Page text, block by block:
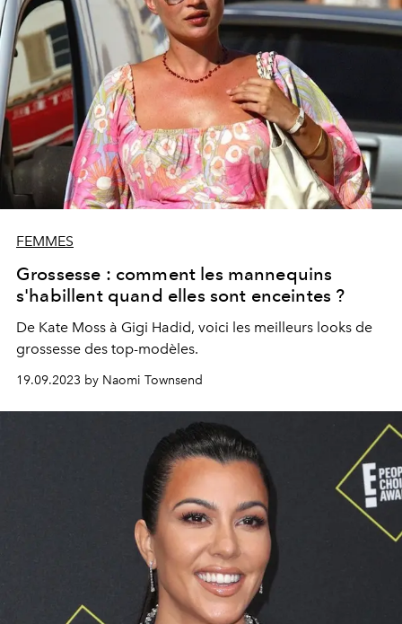
FEMMES
Grossesse : comment les mannequins
s'habillent quand elles sont enceintes ?
De Kate Moss à Gigi Hadid, voici les meilleurs looks de
grossesse des top-modèles.
19.09.2023 by Naomi Townsend